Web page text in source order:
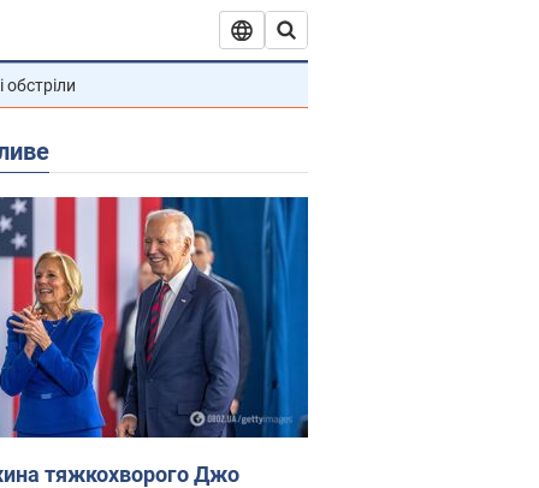
обстріли
тяжкохворого Джо